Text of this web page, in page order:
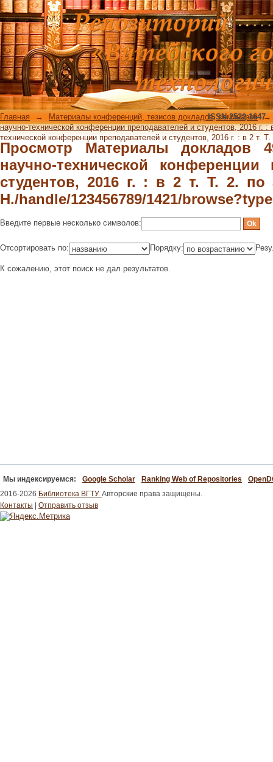
Просмотр Материалы докладов
конференции преподавателей и
"Бизюк, А. Н./handle/123456789/1421/
Главная → Материалы конференций, тезисов докладов, семинаров →
научно-технической конференции преподавателей и студентов, 2016 г. :
технической конференции преподавателей и студентов, 2016 г. : в 2 т.
ISSN 2522-1647
Просмотр Материалы докладов
научно-технической конференции
студентов, 2016 г. : в 2 т. Т. 2.
Н./handle/123456789/1421/
Введите первые несколько символов:
Отсортировать по: Порядку:
К сожалению, этот поиск не дал результатов.
Мы индексируемся: Google Scholar Ranking Web of Repositories
2016-2026 Библиотека ВГТУ. Авторские права защищены.
Контакты
Отправить отзыв